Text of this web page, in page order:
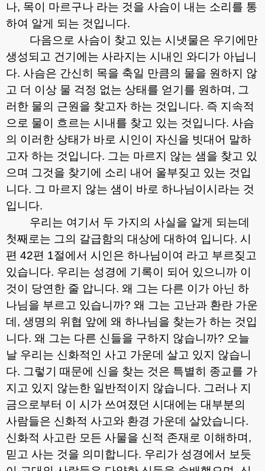
나, 목이 마르구나 라는 것을 사슴이 내는 소리를 통
하여 알게 되는 것입니다.
다음으로 사슴이 찾고 있는 시냇물은 우기에만
생성되고 건기에는 사라지는 시내인 와디가 아닙니
다. 사슴은 간신히 목을 축일 만큼의 물을 원하지 않
고 더 이상 물 걱정 없는 상태를 얻기를 원하며 , 그
러한 물의 근원을 찾고자 하는 것입니다. 즉 지속적
으로 물이 흐르는 시내를 찾고 있는 것입니다. 사슴
의 이러한 상태가 바로 시인이 자신을 빗대어 말하
고자 하는 것입니다. 그는 마르지 않는 샘을 찾고 있
으며 그것을 찾기에 소리 내어 울부짖고 있는 것입
니다. 그 마르지 않는 샘이 바로 하나님이시라는 것
입니다.
우리는 여기서 두 가지의 사실을 알게 되는데
첫째로는 그의 갈급함의 대상에 대하여 입니다. 시
편 42편 1절에서 시인은 하나님이여 라고 부르짖고
있습니다. 우리는 성경에 기록이 되어 있으니까 이
것이 당연한 줄 압니다. 왜 그는 다른 이가 아닌 하
나님을 부르고 있습니까? 왜 그는 고난과 환란 가운
데 , 생명의 위협 앞에 왜 하나님을 찾는가 하는 것입
니다. 왜 그는 다른 신들을 구하지 않습니까? 오늘
날 우리는 신화적인 사고 가운데 살고 있지 않습니
다. 그렇기 때문에 신을 찾는 것은 특별히 종교를 가
지고 있지 않는한 일반적이지 않습니다. 그러나 지
금으로부터 이 시가 쓰여졌던 시대에는 대부분의
사람들은 신화적 사고와 환경 가운데 살았습니다.
신화적 사고란 모든 사물을 신적 존재로 이해하며 ,
믿고 사는 것을 의미합니다. 우리가 성경에서 보듯